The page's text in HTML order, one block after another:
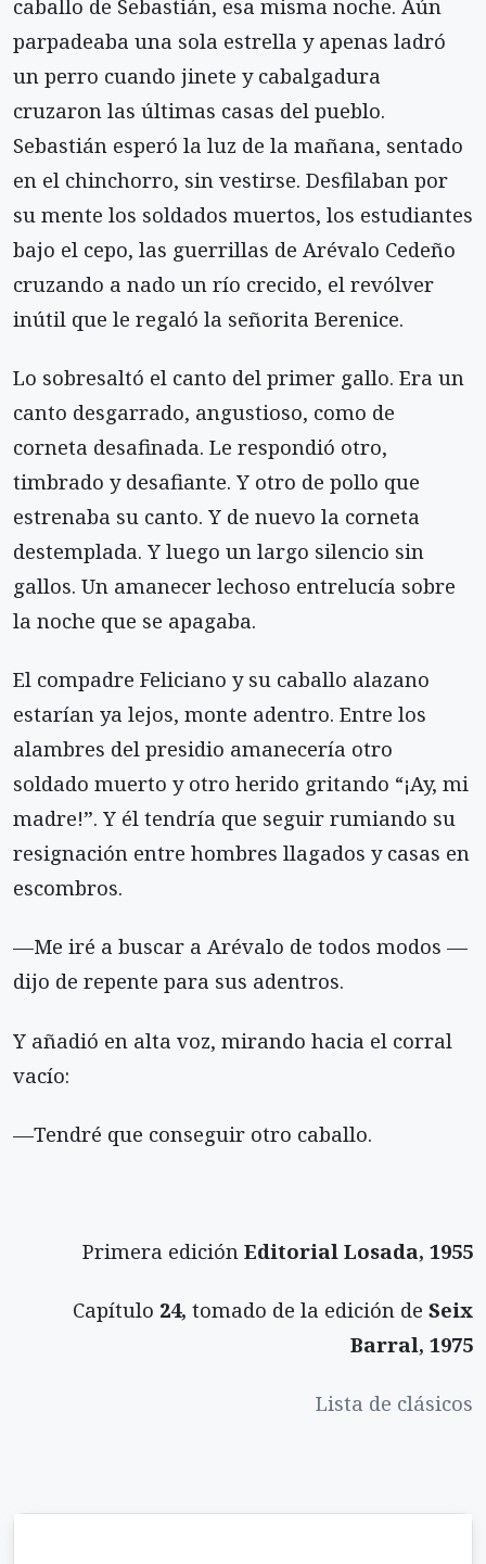
caballo de Sebastián, esa misma noche. Aún
parpadeaba una sola estrella y apenas ladró
un perro cuando jinete y cabalgadura
cruzaron las últimas casas del pueblo.
Sebastián esperó la luz de la mañana, sentado
en el chinchorro, sin vestirse. Desfilaban por
su mente los soldados muertos, los estudiantes
bajo el cepo, las guerrillas de Arévalo Cedeño
cruzando a nado un río crecido, el revólver
inútil que le regaló la señorita Berenice.
Lo sobresaltó el canto del primer gallo. Era un
canto desgarrado, angustioso, como de
corneta desafinada. Le respondió otro,
timbrado y desafiante. Y otro de pollo que
estrenaba su canto. Y de nuevo la corneta
destemplada. Y luego un largo silencio sin
gallos. Un amanecer lechoso entrelucía sobre
la noche que se apagaba.
El compadre Feliciano y su caballo alazano
estarían ya lejos, monte adentro. Entre los
alambres del presidio amanecería otro
soldado muerto y otro herido gritando “¡Ay, mi
madre!”. Y él tendría que seguir rumiando su
resignación entre hombres llagados y casas en
escombros.
—Me iré a buscar a Arévalo de todos modos —
dijo de repente para sus adentros.
Y añadió en alta voz, mirando hacia el corral
vacío:
—Tendré que conseguir otro caballo.
Primera edición Editorial Losada, 1955
Capítulo 24, tomado de la edición de Seix
Barral, 1975
Lista de clásicos